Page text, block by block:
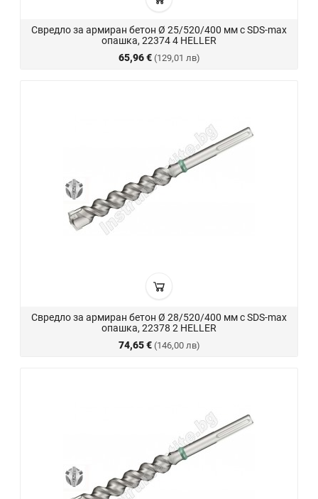
Свредло за армиран бетон Ø 25/520/400 мм с SDS-max
опашка, 22374 4 HELLER
65,96 € (129,01 лв)
Свредло за армиран бетон Ø 28/520/400 мм с SDS-max
опашка, 22378 2 HELLER
74,65 € (146,00 лв)